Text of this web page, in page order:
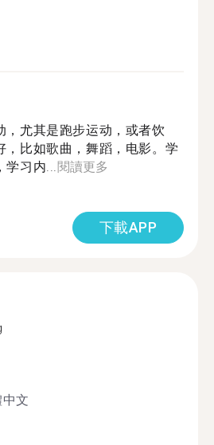
，尤其是跑步运动，或者饮
，比如歌曲，舞蹈，电影。学
学习内...閱讀更多
下載APP
文